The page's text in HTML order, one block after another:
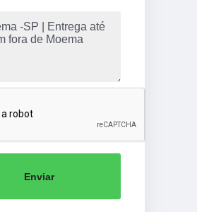
Enviar